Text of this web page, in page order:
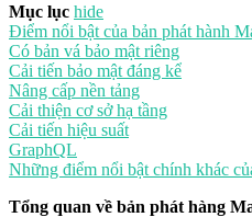
Mục lục hide
Điểm nổi bật của bản phát hành
Có bản vá bảo mật riêng
Cải tiến bảo mật đáng kể
Nâng cấp nền tảng
Cải thiện cơ sở hạ tầng
Cải tiến hiệu suất
GraphQL
Những điểm nổi bật chính khác
Tổng quan về bản phát hàng